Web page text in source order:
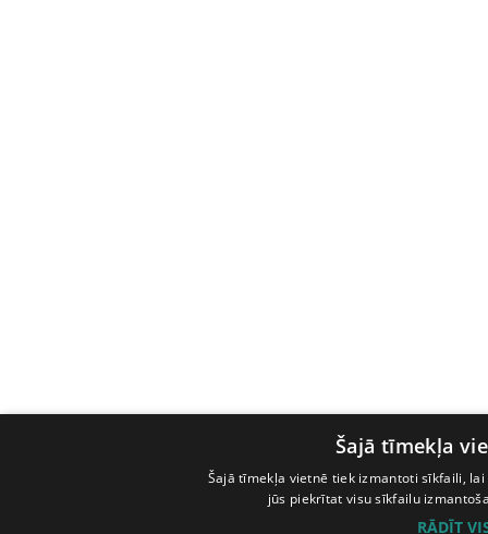
Šajā tīmekļa
Šajā tīmekļa vietnē tiek izmantoti sīkfaili,
jūs piekrītat visu sīkfailu
RĀDĪT